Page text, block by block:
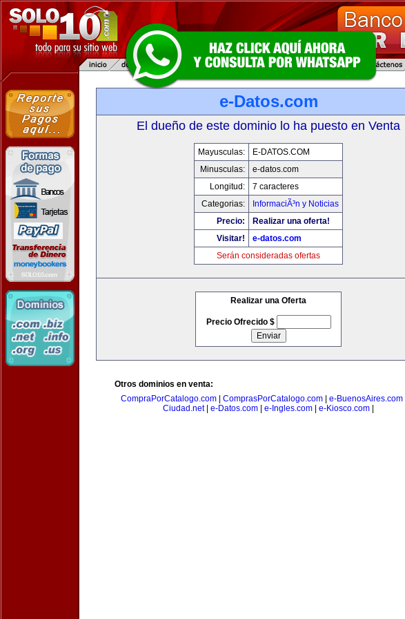
e-Datos.com
El dueño de este dominio lo ha puesto en Venta
Mayusculas:
E-DATOS.COM
Minusculas:
e-datos.com
Longitud:
7 caracteres
Categorias:
InformaciÃ³n y Noticias
Precio:
Realizar una oferta!
Visitar!
e-datos.com
Serán consideradas ofertas
Realizar una Oferta
Precio Ofrecido $
Otros dominios en venta:
CompraPorCatalogo.com| ComprasPorCatalogo.com| e-BuenosAires.com|
Ciudad.net| e-Datos.com e-Ingles.com e-Kiosco.com